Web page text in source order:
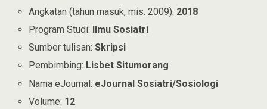
Angkatan (tahun masuk, mis. 2009): 2018
Program Studi: Ilmu Sosiatri
Sumber tulisan:Skripsi
Pembimbing: Lisbet Situmorang
Nama eJournal: eJournal Sosiatri/Sosiologi
Volume: 12